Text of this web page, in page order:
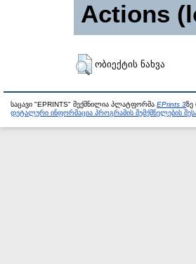
Actions
ობიექტის ნახვა
საცავი "EPRINTS" შექმნილია პლატფორმა EPrints 3ზე
დეტალური ინფორმაცია პროგრამის შემქმნელების